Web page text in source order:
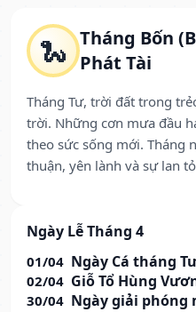
🐍 Tháng Bốn
Phát Tài
Tháng Tư, trời đất trong
trời. Những cơn mưa đầu
theo sức sống mới. Tháng
thuận, yên lành và sự lan
Ngày Lễ Tháng 4
01/04 Ngày Cá tháng
02/04 Giỗ Tổ Hùng
30/04 Ngày giải phóng